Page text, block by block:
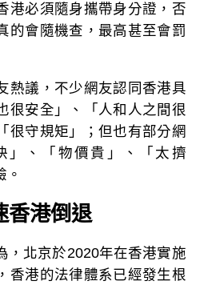
港必須隨身攜帶身分證，否
的會隨機查，最高甚至會罰
熱議，不少網友認同香港具
很安全」、「人和人之間很
很守規矩」；但也有部分網
」、「物價貴」、「太擠
。
香港倒退
，北京於2020年在香港實施
香港的法律體系已經發生根